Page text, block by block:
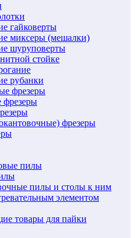
гайковерты
миксеры (мешалки)
шуруповерты
стойке
рубанки
фрезеры
фрезеры
фрезеры
пилы
пилы и столы к ним
элементом
товары для пайки